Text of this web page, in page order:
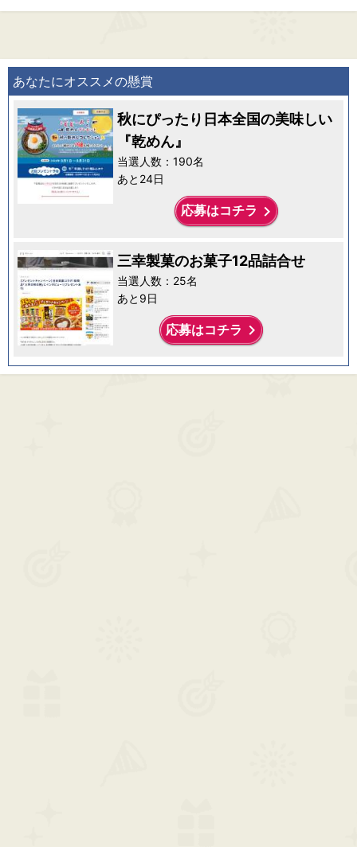
あなたにオススメの懸賞
秋にぴったり日本全国の美味しい
『乾めん』
当選人数：190名
あと24日
応募はコチラ keyboard_arrow_right
三幸製菓のお菓子12品詰合せ
当選人数：25名
あと9日
応募はコチラ keyboard_arrow_right